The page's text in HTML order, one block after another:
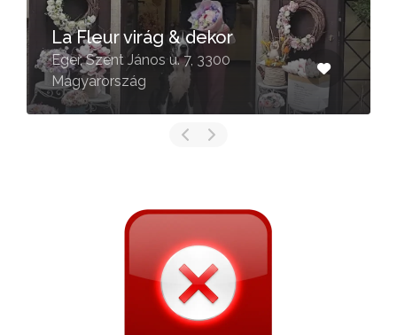
La Fleur virág & dekor
Eger, Szent János u. 7, 3300
Magyarország